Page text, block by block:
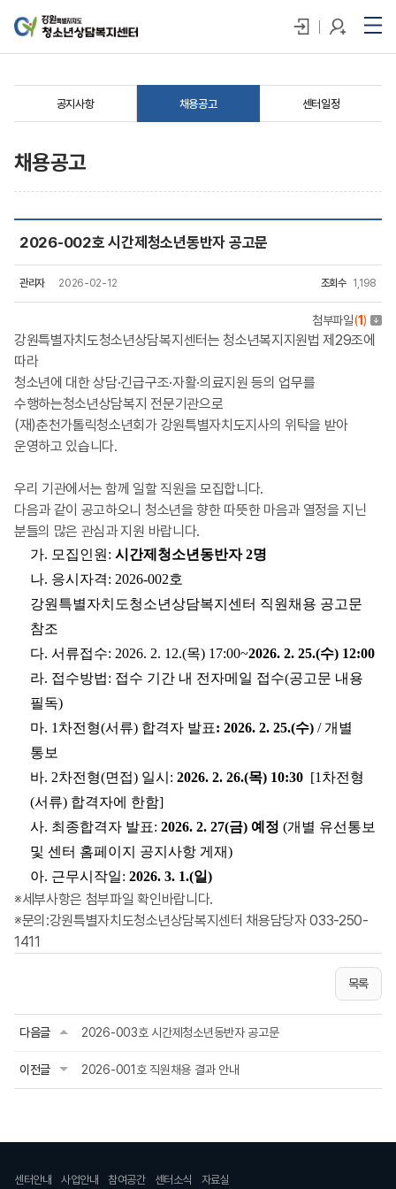
공지사항 채용공고 센터일정
채용공고
2026-002호 시간제청소년동반자 공고문
관리자 2026-02-12 조회수 1,198
첨부파일(1)
강원특별자치도청소년상담복지센터는 청소년복지지원법 제29조에
따라
청소년에 대한 상담·긴급구조·자활·의료지원 등의 업무를
수행하는청소년상담복지 전문기관으로
(재)춘천가톨릭청소년회가 강원특별자치도지사의 위탁을 받아
운영하고 있습니다.
우리 기관에서는 함께 일할 직원을 모집합니다.
다음과 같이 공고하오니 청소년을 향한 따뜻한 마음과 열정을 지닌
분들의 많은 관심과 지원 바랍니다.
가. 모집인원 : 시간제청소년동반자 2명
나. 응시자격: 2026-002호
강원특별자치도청소년상담복지센터 직원채용 공고문
참조
다. 서류접수: 2026. 2. 12.(목) 17:00~2026. 2. 25.(수) 12:00
라. 접수방법: 접수 기간 내 전자메일 접수(공고문 내용
필독)
마. 1차전형(서류) 합격자 발표: 2026. 2. 25.(수)/개별
통보
바. 2차전형(면접) 일시 : 2026. 2. 26.(목)10:30 [1차전형
(서류) 합격자에 한함]
사. 최종합격자 발표: 2026. 2. 27(금) 예정 (개별 유선통보
및 센터 홈페이지 공지사항 게재)
아. 근무시작일: 2026. 3. 1.(일)
※세부사항은 첨부파일 확인바랍니다.
※문의:강원특별자치도청소년상담복지센터 채용담당자 033-250-
1411
목록
다음글 2026-003호 시간제청소년동반자 공고문
이전글 2026-001호 직원채용 결과 안내
센터안내 사업안내 참여공간 센터소식 자료실